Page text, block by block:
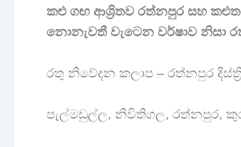
කළු ගඟ ආශ්‍රිතව රත්නපුර සහ
නොනැවතී වැටෙන වර්ෂාව නිසා
රතු නිවේදන කලාප – රත්නපුර
පැල්මඩුල්ල, නිවිතිගල, රත්නපුර,